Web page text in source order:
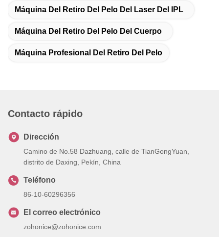
Máquina Del Retiro Del Pelo Del Laser Del IPL
Máquina Del Retiro Del Pelo Del Cuerpo
Máquina Profesional Del Retiro Del Pelo
Contacto rápido
Dirección
Camino de No.58 Dazhuang, calle de TianGongYuan,
distrito de Daxing, Pekín, China
Teléfono
86-10-60296356
El correo electrónico
zohonice@zohonice.com